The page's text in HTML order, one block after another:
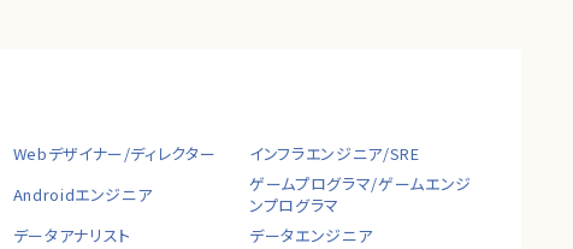
Webデザイナー/ディレクター
インフラエンジニア/SRE
Androidエンジニア
ゲームプログラマ/ゲームエンジ
ンプログラマ
データアナリスト
データエンジニア